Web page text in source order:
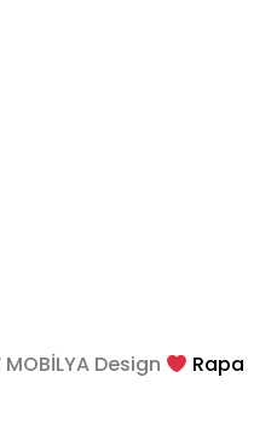
Design
Rapa